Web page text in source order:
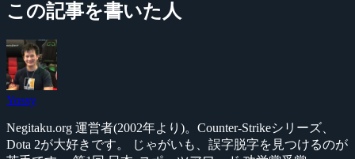
この記事を書いた人
Yossy
Negitaku.org 運営者(2002年より)。Counter-Strikeシリーズ、
Dota 2が大好きです。 じゃがいも、誤字脱字を見つけるのが